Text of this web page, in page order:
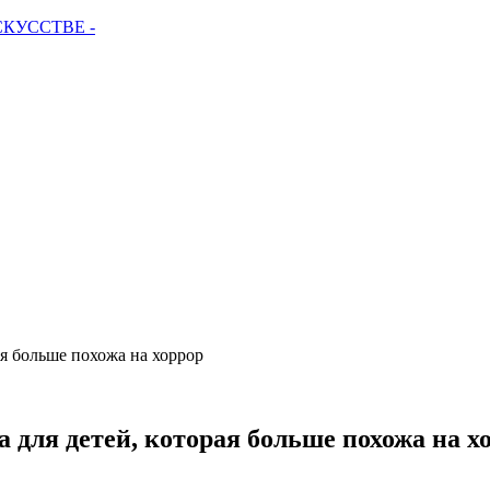
-
больше похожа на хоррор
детей, которая больше похожа на